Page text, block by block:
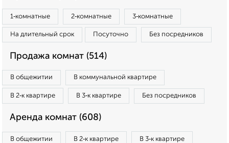
1‑комнатные 2‑комнатные 3‑комнатные
На длительный срок Посуточно Без посредников
Продажа комнат (514)
В общежитии В коммунальной квартире
В 2‑к квартире В 3‑к квартире Без посредников
Аренда комнат (608)
В общежитии В 2‑к квартире В 3‑к квартире